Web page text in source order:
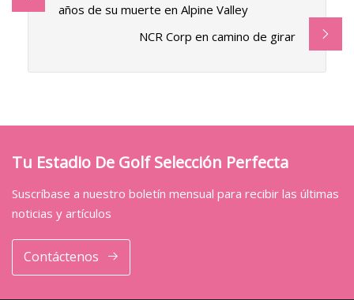
años de su muerte en Alpine Valley
NCR Corp en camino de girar
Tu Estadio De Golf Selección Perfecta
Suscríbase a nuestro boletín mensual para recibir las últimas
noticias y artículos
Contáctenos